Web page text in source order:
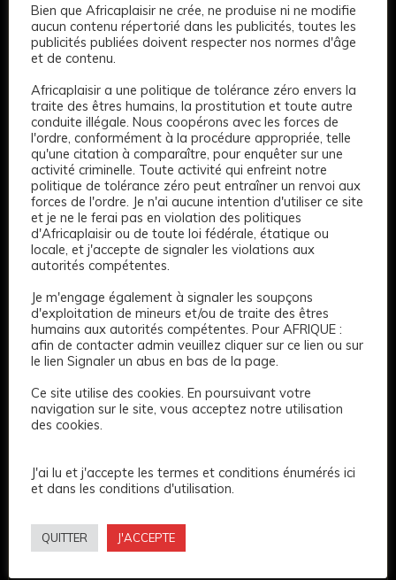
Bien que Africaplaisir ne crée, ne produise ni ne modifie
aucun contenu répertorié dans les publicités, toutes les
publicités publiées doivent respecter nos normes d'âge
et de contenu.
Africaplaisir a une politique de tolérance zéro envers la
traite des êtres humains, la prostitution et toute autre
conduite illégale. Nous coopérons avec les forces de
l'ordre, conformément à la procédure appropriée, telle
qu'une citation à comparaître, pour enquêter sur une
activité criminelle. Toute activité qui enfreint notre
politique de tolérance zéro peut entraîner un renvoi aux
forces de l'ordre. Je n'ai aucune intention d'utiliser ce site
et je ne le ferai pas en violation des politiques
d'Africaplaisir ou de toute loi fédérale, étatique ou
locale, et j'accepte de signaler les violations aux
autorités compétentes.
Je m'engage également à signaler les soupçons
d'exploitation de mineurs et/ou de traite des êtres
humains aux autorités compétentes. Pour AFRIQUE :
afin de contacter admin veuillez cliquer sur ce lien ou sur
le lien Signaler un abus en bas de la page.
Ce site utilise des cookies. En poursuivant votre
navigation sur le site, vous acceptez notre utilisation
des cookies.
J'ai lu et j'accepte les termes et conditions énumérés ici
et dans les conditions d'utilisation.
QUITTER J'ACCEPTE